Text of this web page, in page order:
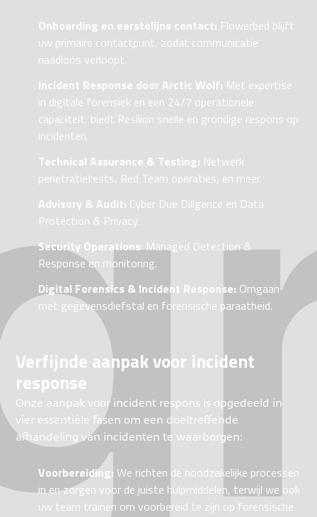
Onboarding en eerstelijns contact: Flowerbed blijft
uw primaire contactpunt, zodat communicatie
naadloos verloopt.
Incident Response door Arctic Wolf: Met expertise
in digitale forensiek en een 24/7 operationele
capaciteit, biedt Resilion snelle en grondige respons op
incidenten.
Technical Assurance & Testing: Netwerk
penetratietests, Red Team operaties, en meer.
Advisory & Audit: Cyber Due Diligence en Data
Protection & Privacy.
Security Operations: Managed Detection &
Response en monitoring.
Digital Forensics & Incident Response: Omgaan
met gegevensdiefstal en forensische paraatheid.
Verfijnde aanpak voor incident
response
Onze aanpak voor incident respons is opgedeeld in
vier essentiële fasen om een doeltreffende
afhandeling van incidenten te waarborgen:
Voorbereiding: We richten de noodzakelijke processen
in en zorgen voor de juiste hulpmiddelen, terwijl we ook
uw team trainen om voorbereid te zijn op forensische